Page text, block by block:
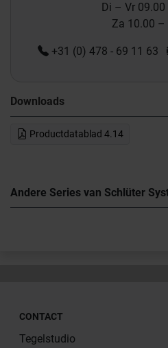
Di – Vr
Za 10.00 –
+31 (0) 478 - 69 11 63
Downloads
Productdatablad 4.14
Andere Series van Schlüter
CONTACT
Tegelstudio